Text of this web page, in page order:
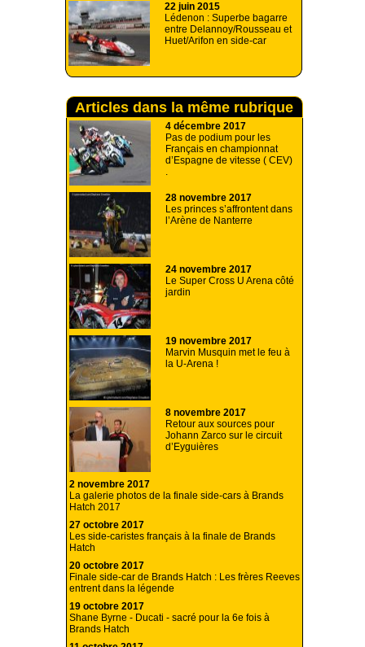
22 juin 2015
Lédenon : Superbe bagarre
entre Delannoy/Rousseau et
Huet/Arifon en side-car
Articles dans la même rubrique
4 décembre 2017
Pas de podium pour les
Français en championnat
d’Espagne de vitesse ( CEV)
.
28 novembre 2017
Les princes s’affrontent dans
l’Arène de Nanterre
24 novembre 2017
Le Super Cross U Arena côté
jardin
19 novembre 2017
Marvin Musquin met le feu à
la U-Arena !
8 novembre 2017
Retour aux sources pour
Johann Zarco sur le circuit
d’Eyguières
2 novembre 2017
La galerie photos de la finale side-cars à Brands
Hatch 2017
27 octobre 2017
Les side-caristes français à la finale de Brands
Hatch
20 octobre 2017
Finale side-car de Brands Hatch : Les frères Reeves
entrent dans la légende
19 octobre 2017
Shane Byrne - Ducati - sacré pour la 6e fois à
Brands Hatch